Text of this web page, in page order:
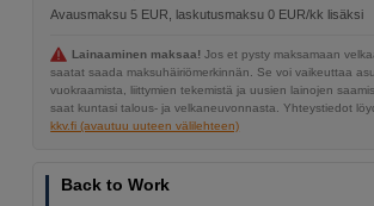
Avausmaksu 5 EUR, laskutusmaksu 0 EUR/kk lisäksi
Lainaaminen maksaa! Jos et pysty maksamaan
saatat saada maksuhäiriömerkinnän. Se voi vaikeuttaa
vuokraamista, liittymien tekemistä ja uusien lainojen
saat kuntasi talous- ja velkaneuvonnasta. Yhteystiedot
kkv.fi (avautuu uuteen välilehteen)
Back to Work